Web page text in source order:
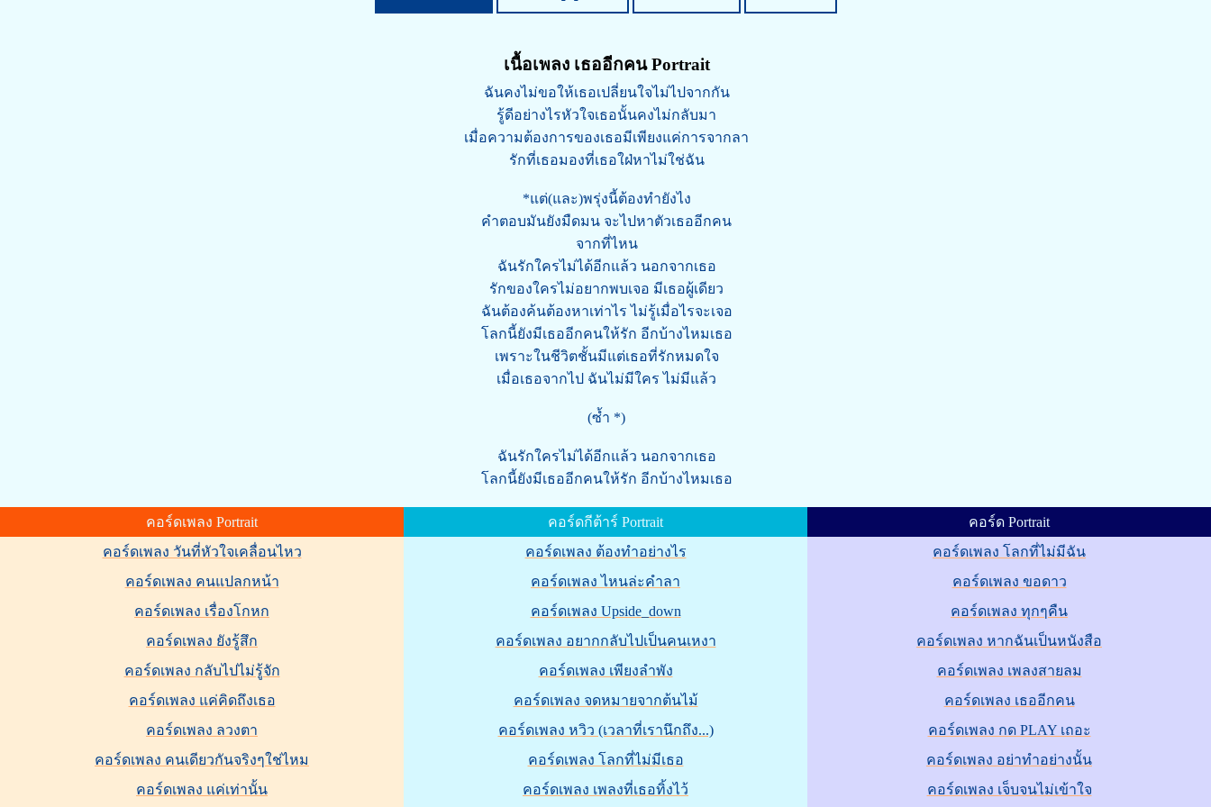
เนื้อเพลง เธออีกคน Portrait
ฉันคงไม่ขอให้เธอเปลี่ยนใจไม่ไปจากกัน
รู้ดีอย่างไรหัวใจเธอนั้นคงไม่กลับมา
เมื่อความต้องการของเธอมีเพียงแค่การจากลา
รักที่เธอมองที่เธอใฝ่หาไม่ใช่ฉัน
*แต่(และ)พรุ่งนี้ต้องทำยังไง
คำตอบมันยังมืดมน จะไปหาตัวเธออีกคน
จากที่ไหน
ฉันรักใครไม่ได้อีกแล้ว นอกจากเธอ
รักของใครไม่อยากพบเจอ มีเธอผู้เดียว
ฉันต้องค้นต้องหาเท่าไร ไม่รู้เมื่อไรจะเจอ
โลกนี้ยังมีเธออีกคนให้รัก อีกบ้างไหมเธอ
เพราะในชีวิตชั้นมีแต่เธอที่รักหมดใจ
เมื่อเธอจากไป ฉันไม่มีใคร ไม่มีแล้ว
(ซ้ำ *)
ฉันรักใครไม่ได้อีกแล้ว นอกจากเธอ
โลกนี้ยังมีเธออีกคนให้รัก อีกบ้างไหมเธอ
คอร์ดเพลง Portrait
คอร์ดเพลง วันที่หัวใจเคลื่อนไหว
คอร์ดเพลง คนแปลกหน้า
คอร์ดเพลง เรื่องโกหก
คอร์ดเพลง ยังรู้สึก
คอร์ดเพลง กลับไปไม่รู้จัก
คอร์ดเพลง แค่คิดถึงเธอ
คอร์ดเพลง ลวงตา
คอร์ดเพลง คนเดียวกันจริงๆใช่ไหม
คอร์ดเพลง แค่เท่านั้น
คอร์ดกีต้าร์ Portrait
คอร์ดเพลง ต้องทำอย่างไร
คอร์ดเพลง ไหนล่ะคำลา
คอร์ดเพลง Upside_down
คอร์ดเพลง อยากกลับไปเป็นคนเหงา
คอร์ดเพลง เพียงลำพัง
คอร์ดเพลง จดหมายจากต้นไม้
คอร์ดเพลง หวิว (เวลาที่เรานึกถึง...)
คอร์ดเพลง โลกที่ไม่มีเธอ
คอร์ดเพลง เพลงที่เธอทิ้งไว้
คอร์ด Portrait
คอร์ดเพลง โลกที่ไม่มีฉัน
คอร์ดเพลง ขอดาว
คอร์ดเพลง ทุกๆคืน
คอร์ดเพลง หากฉันเป็นหนังสือ
คอร์ดเพลง เพลงสายลม
คอร์ดเพลง เธออีกคน
คอร์ดเพลง กด PLAY เถอะ
คอร์ดเพลง อย่าทำอย่างนั้น
คอร์ดเพลง เจ็บจนไม่เข้าใจ